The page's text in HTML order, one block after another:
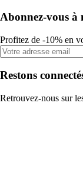
Abonnez-vous à
Profitez de -10% en
Restons
Retrouvez-nous sur